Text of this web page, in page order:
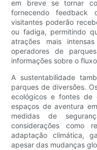
em breve se tornar
fornecendo feedback
visitantes poderão
ou fadiga, permitindo
atrações mais
operadores de
informações sobre o
A sustentabilidade
parques de diversões.
ecológicos e fontes de
espaços de aventura
medidas de
considerações como
adaptação climática,
apesar das mudanças